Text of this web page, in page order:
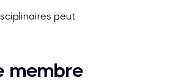
peut
membre